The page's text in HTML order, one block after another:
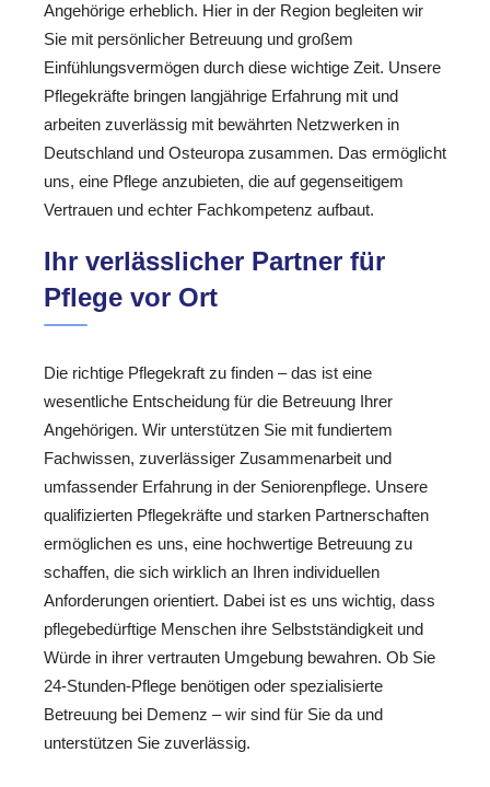
Angehörige erheblich. Hier in der Region begleiten wir
Sie mit persönlicher Betreuung und großem
Einfühlungsvermögen durch diese wichtige Zeit. Unsere
Pflegekräfte bringen langjährige Erfahrung mit und
arbeiten zuverlässig mit bewährten Netzwerken in
Deutschland und Osteuropa zusammen. Das ermöglicht
uns, eine Pflege anzubieten, die auf gegenseitigem
Vertrauen und echter Fachkompetenz aufbaut.
Ihr verlässlicher Partner für
Pflege vor Ort
Die richtige Pflegekraft zu finden – das ist eine
wesentliche Entscheidung für die Betreuung Ihrer
Angehörigen. Wir unterstützen Sie mit fundiertem
Fachwissen, zuverlässiger Zusammenarbeit und
umfassender Erfahrung in der Seniorenpflege. Unsere
qualifizierten Pflegekräfte und starken Partnerschaften
ermöglichen es uns, eine hochwertige Betreuung zu
schaffen, die sich wirklich an Ihren individuellen
Anforderungen orientiert. Dabei ist es uns wichtig, dass
pflegebedürftige Menschen ihre Selbstständigkeit und
Würde in ihrer vertrauten Umgebung bewahren. Ob Sie
24-Stunden-Pflege benötigen oder spezialisierte
Betreuung bei Demenz – wir sind für Sie da und
unterstützen Sie zuverlässig.